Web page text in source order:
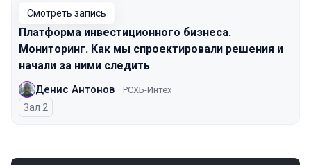
Смотреть запись
Платформа инвестиционного бизнеса.
Мониторинг. Как мы спроектировали решения и
начали за ними следить
Денис Антонов РСХБ-Интех
Зал 2